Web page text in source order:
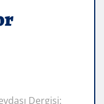
Dergisi: